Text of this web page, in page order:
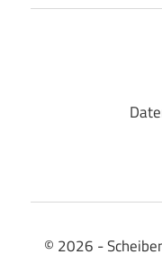
© 2026 -